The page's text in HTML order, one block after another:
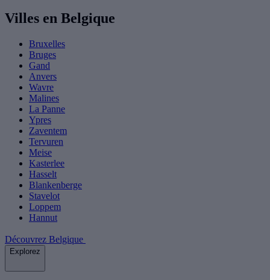
Villes en Belgique
Bruxelles
Bruges
Gand
Anvers
Wavre
Malines
La Panne
Ypres
Zaventem
Tervuren
Meise
Kasterlee
Hasselt
Blankenberge
Stavelot
Loppem
Hannut
Découvrez Belgique
Explorez